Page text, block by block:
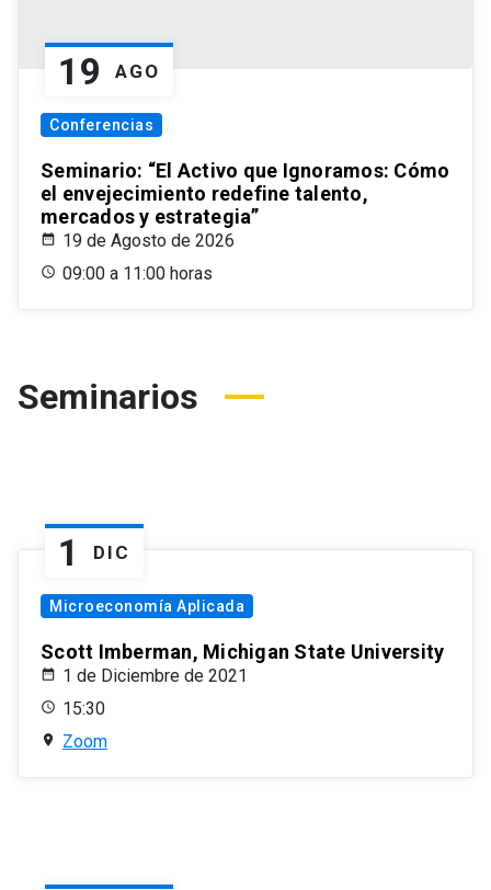
19 AGO
Conferencias
Seminario: “El Activo que Ignoramos: Cómo
el envejecimiento redefine talento,
mercados y estrategia”
19 de Agosto de 2026
09:00 a 11:00 horas
Seminarios
1 DIC
Microeconomía Aplicada
Scott Imberman, Michigan State University
1 de Diciembre de 2021
15:30
Zoom